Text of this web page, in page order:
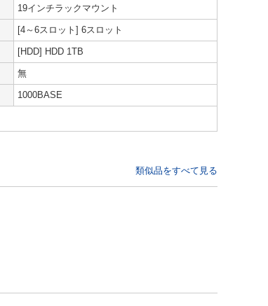
19インチラックマウント
[4～6スロット] 6スロット
[HDD] HDD 1TB
無
1000BASE
類似品をすべて見る